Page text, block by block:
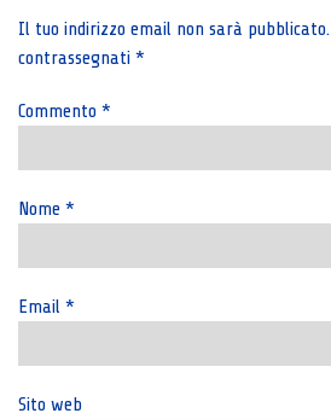
Il tuo indirizzo email non sarà pubblicato.
contrassegnati *
Commento *
Nome *
Email *
Sito web